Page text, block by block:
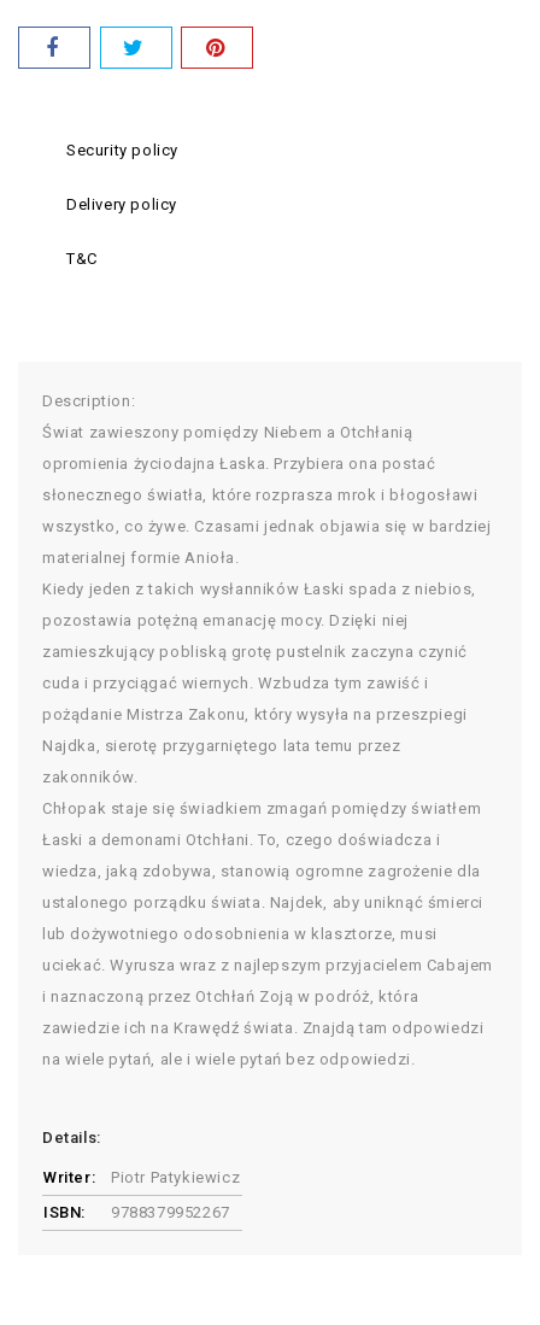
Security policy
Delivery policy
T&C
Description:
Świat zawieszony pomiędzy Niebem a Otchłanią
opromienia życiodajna Łaska. Przybiera ona postać
słonecznego światła, które rozprasza mrok i błogosławi
wszystko, co żywe. Czasami jednak objawia się w bardziej
materialnej formie Anioła.
Kiedy jeden z takich wysłanników Łaski spada z niebios,
pozostawia potężną emanację mocy. Dzięki niej
zamieszkujący pobliską grotę pustelnik zaczyna czynić
cuda i przyciągać wiernych. Wzbudza tym zawiść i
pożądanie Mistrza Zakonu, który wysyła na przeszpiegi
Najdka, sierotę przygarniętego lata temu przez
zakonników.
Chłopak staje się świadkiem zmagań pomiędzy światłem
Łaski a demonami Otchłani. To, czego doświadcza i
wiedza, jaką zdobywa, stanowią ogromne zagrożenie dla
ustalonego porządku świata. Najdek, aby uniknąć śmierci
lub dożywotniego odosobnienia w klasztorze, musi
uciekać. Wyrusza wraz z najlepszym przyjacielem Cabajem
i naznaczoną przez Otchłań Zoją w podróż, która
zawiedzie ich na Krawędź świata. Znajdą tam odpowiedzi
na wiele pytań, ale i wiele pytań bez odpowiedzi.
Details:
Writer:
Piotr Patykiewicz
ISBN:
9788379952267